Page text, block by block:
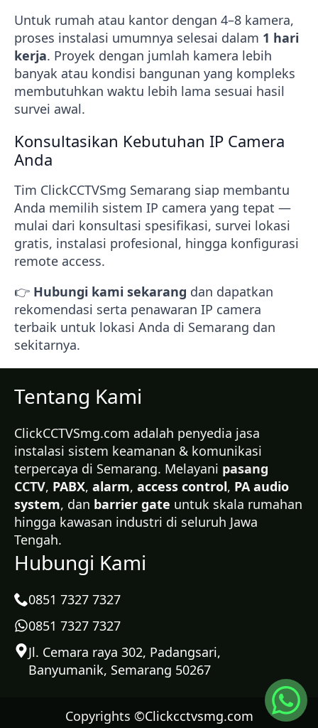
Untuk rumah atau kantor dengan 4–8 kamera,
proses instalasi umumnya selesai dalam 1 hari
kerja. Proyek dengan jumlah kamera lebih
banyak atau kondisi bangunan yang kompleks
membutuhkan waktu lebih lama sesuai hasil
survei awal.
Konsultasikan Kebutuhan IP Camera
Anda
Tim ClickCCTVSmg Semarang siap membantu
Anda memilih sistem IP camera yang tepat —
mulai dari konsultasi spesifikasi, survei lokasi
gratis, instalasi profesional, hingga konfigurasi
remote access.
👉 Hubungi kami sekarang dan dapatkan
rekomendasi serta penawaran IP camera
terbaik untuk lokasi Anda di Semarang dan
sekitarnya.
Tentang Kami
ClickCCTVSmg.com adalah penyedia jasa
instalasi sistem keamanan & komunikasi
terpercaya di Semarang. Melayani pasang
CCTV, PABX, alarm, access control, PA audio
system, dan barrier gate untuk skala rumahan
hingga kawasan industri di seluruh Jawa
Tengah.
Hubungi Kami
0851 7327 7327
0851 7327 7327
Jl. Cemara raya 302, Padangsari,
Banyumanik, Semarang 50267
Copyrights ©Clickcctvsmg.com